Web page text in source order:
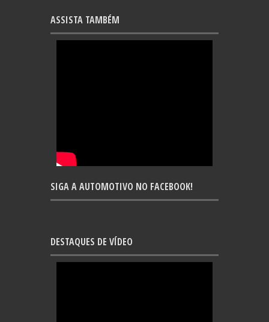
ASSISTA TAMBÉM
SIGA A AUTOMOTIVO NO FACEBOOK!
DESTAQUES DE VÍDEO